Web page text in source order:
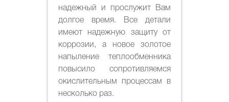
надежный и прослужит Вам
долгое время. Все детали
имеют надежную защиту от
коррозии, а новое золотое
напыление теплообменника
повысило сопротивляемся
окислительным процессам в
несколько раз.